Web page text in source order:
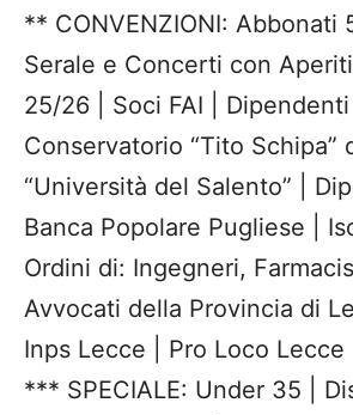
** CONVENZIONI: Abbonati
Serale e Concerti con
25/26 | Soci FAI |
Conservatorio “Tito Schipa”
“Università del Salento” |
Banca Popolare Pugliese |
Ordini di: Ingegneri,
Avvocati della Provincia di
Inps Lecce | Pro Loco Lecce
*** SPECIALE: Under 35 |